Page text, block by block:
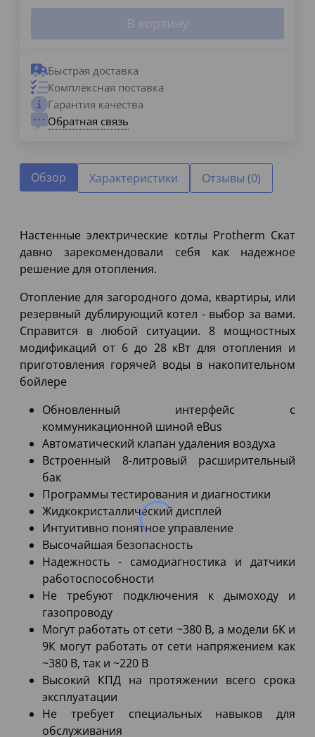
В корзину
Быстрая доставка
Комплексная поставка
Гарантия качества
Обратная связь
Обзор Характеристики Отзывы (0)
Настенные электрические котлы Protherm Скат
давно зарекомендовали себя как надежное
решение для отопления.
Отопление для загородного дома, квартиры, или
резервный дублирующий котел - выбор за вами.
Справится в любой ситуации. 8 мощностных
модификаций от 6 до 28 кВт для отопления и
приготовления горячей воды в накопительном
бойлере
Обновленный интерфейс с
коммуникационной шиной eBus
Автоматический клапан удаления воздуха
Встроенный 8-литровый расширительный
бак
Программы тестирования и диагностики
Жидкокристаллический дисплей
Интуитивно понятное управление
Высочайшая безопасность
Надежность - самодиагностика и датчики
работоспособности
Не требуют подключения к дымоходу и
газопроводу
Могут работать от сети ~380 В, а модели 6К и
9К могут работать от сети напряжением как
~380 В, так и ~220 В
Высокий КПД на протяжении всего срока
эксплуатации
Не требует специальных навыков для
обслуживания